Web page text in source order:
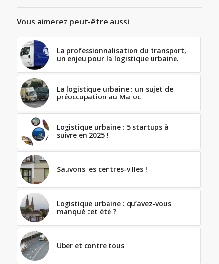
Vous aimerez peut-être aussi
La professionnalisation du transport,
un enjeu pour la logistique urbaine.
La logistique urbaine : un sujet de
préoccupation au Maroc
Logistique urbaine : 5 startups à
suivre en 2025 !
Sauvons les centres-villes !
Logistique urbaine : qu’avez-vous
manqué cet été ?
Uber et contre tous